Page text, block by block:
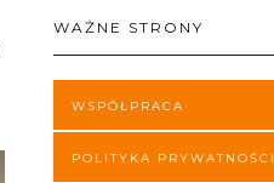
WAŻNE STRONY
WSPÓŁPRACA
POLITYKA PRYWATNOŚCI